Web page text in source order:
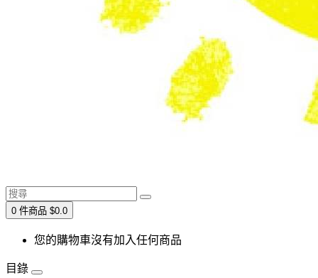
0 件商品 $0.0
您的購物車沒有加入任何商品
目錄